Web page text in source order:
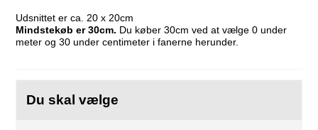
Udsnittet er ca. 20 x 20cm
Mindstekøb er 30cm. Du køber 30cm ved at vælge 0 under
meter og 30 under centimeter i fanerne herunder.
Du skal vælge